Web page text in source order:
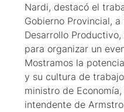
Nardi, destacó el
Gobierno Provincial,
Desarrollo
para organizar un
Mostramos la
y su cultura de
ministro de
intendente de